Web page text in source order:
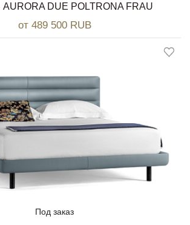
DUE POLTRONA FRAU
от 489 500 RUB
Под заказ